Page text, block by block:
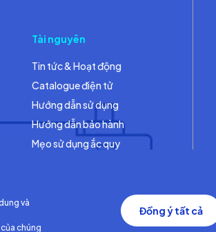
Tài nguyên
Tin tức & Hoạt động
Catalogue điện tử
Hướng dẫn sử dụng
Hướng dẫn bảo hành
Mẹo sử dụng ắc quy
và
của chúng
Đồng ý tất cả